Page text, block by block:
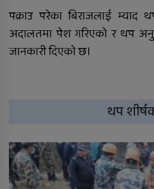
पक्राउ परेका बिराजलाई म्याद
अदालतमा पेश गरिएको र थप
जानकारी दिएको छ।
थप